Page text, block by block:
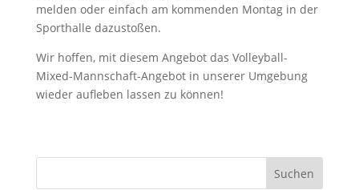
melden oder einfach am kommenden Montag in der
Sporthalle dazustoßen.
Wir hoffen, mit diesem Angebot das Volleyball-
Mixed-Mannschaft-Angebot in unserer Umgebung
wieder aufleben lassen zu können!